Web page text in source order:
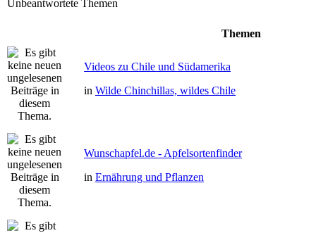
Unbeantwortete Themen
Themen
Videos zu Chile und Südamerika
in Wilde Chinchillas, wildes Chile
Wunschapfel.de - Apfelsortenfinder
in Ernährung und Pflanzen